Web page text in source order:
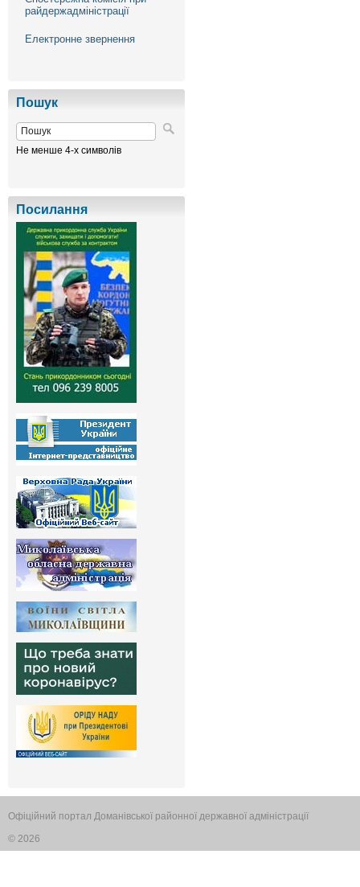
райдержадміністрації
Електронне звернення
Пошук
Не менше 4-х символів
Посилання
Офіційний портал Доманівської районної державної адміністрації
© 2026